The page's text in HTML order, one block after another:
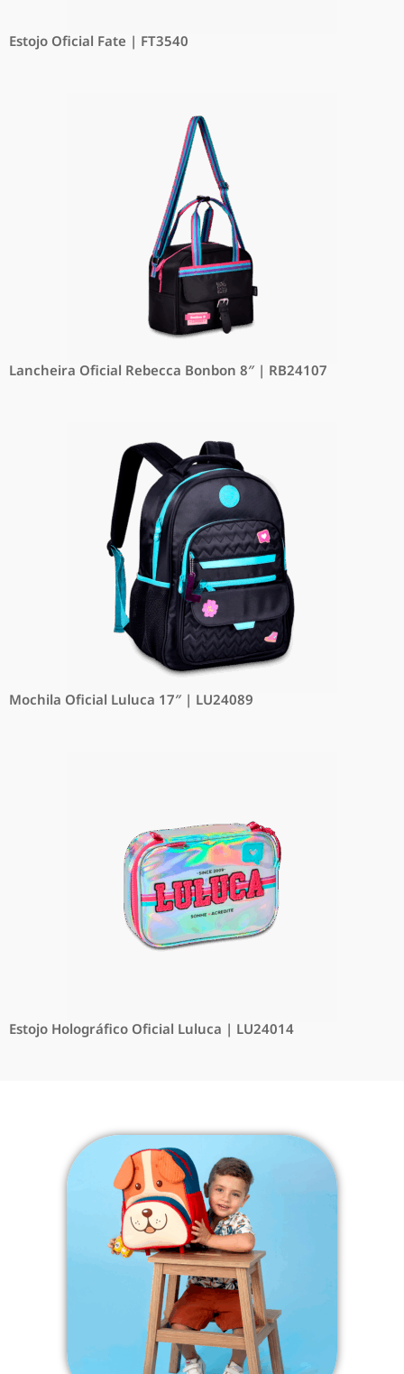
Estojo Oficial Fate | FT3540
Lancheira Oficial Rebecca Bonbon 8″ | RB24107
Mochila Oficial Luluca 17″ | LU24089
Estojo Holográfico Oficial Luluca | LU24014